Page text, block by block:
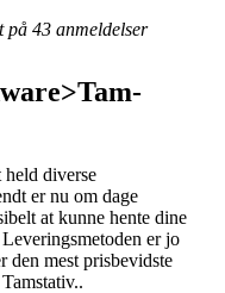
på 43 anmeldelser
diverse
er nu om dage
at kunne hente dine
er jo
den mest prisbevidste